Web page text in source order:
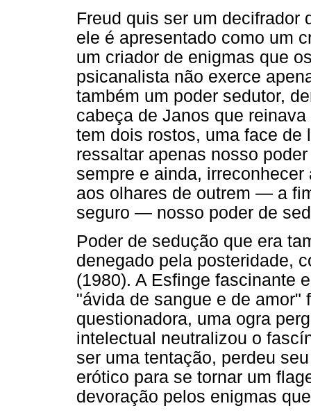
Freud quis ser um decifrador
ele é apresentado como um
um criador de enigmas que
psicanalista não exerce
também um poder sedutor,
cabeça de Janos que
tem dois rostos, uma face de
ressaltar apenas nosso
sempre e ainda,
aos olhares de outrem — a
seguro — nosso poder de
Poder de sedução que era
denegado pela posteridade,
(1980). A Esfinge fascinante
"ávida de sangue e de amor"
questionadora, uma ogra
intelectual neutralizou o
ser uma tentação, perdeu
erótico para se tornar um
devoração pelos enigmas